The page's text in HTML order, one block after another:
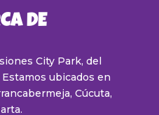
Central
DE
City Park, del
ubicados en
Cúcuta,